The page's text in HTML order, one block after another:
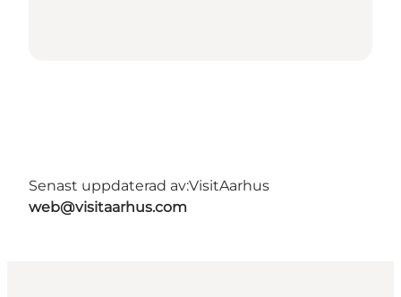
Senast uppdaterad av:VisitAarhus
web@visitaarhus.com